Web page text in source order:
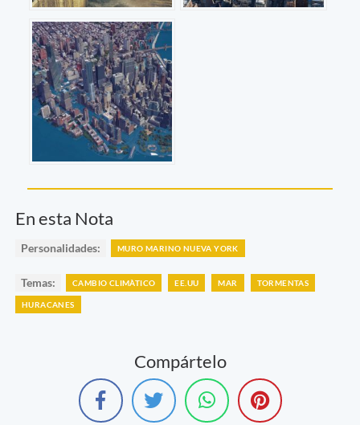
En esta Nota
Personalidades: MURO MARINO NUEVA YORK
Temas: CAMBIO CLIMÀTICO EE.UU MAR TORMENTAS
HURACANES
Compártelo